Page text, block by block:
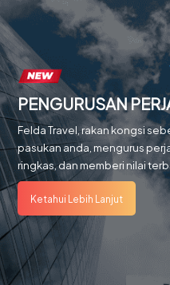
PENGURUSAN
Felda Travel, rakan kongsi
pasukan anda, mengurus
ringkas, dan memberi nilai
Ketahui Lebih Lanjut